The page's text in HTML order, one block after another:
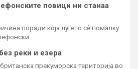
повици ни станаа
поради која луѓето сè помалку
реки и езера
прекуморска територија во